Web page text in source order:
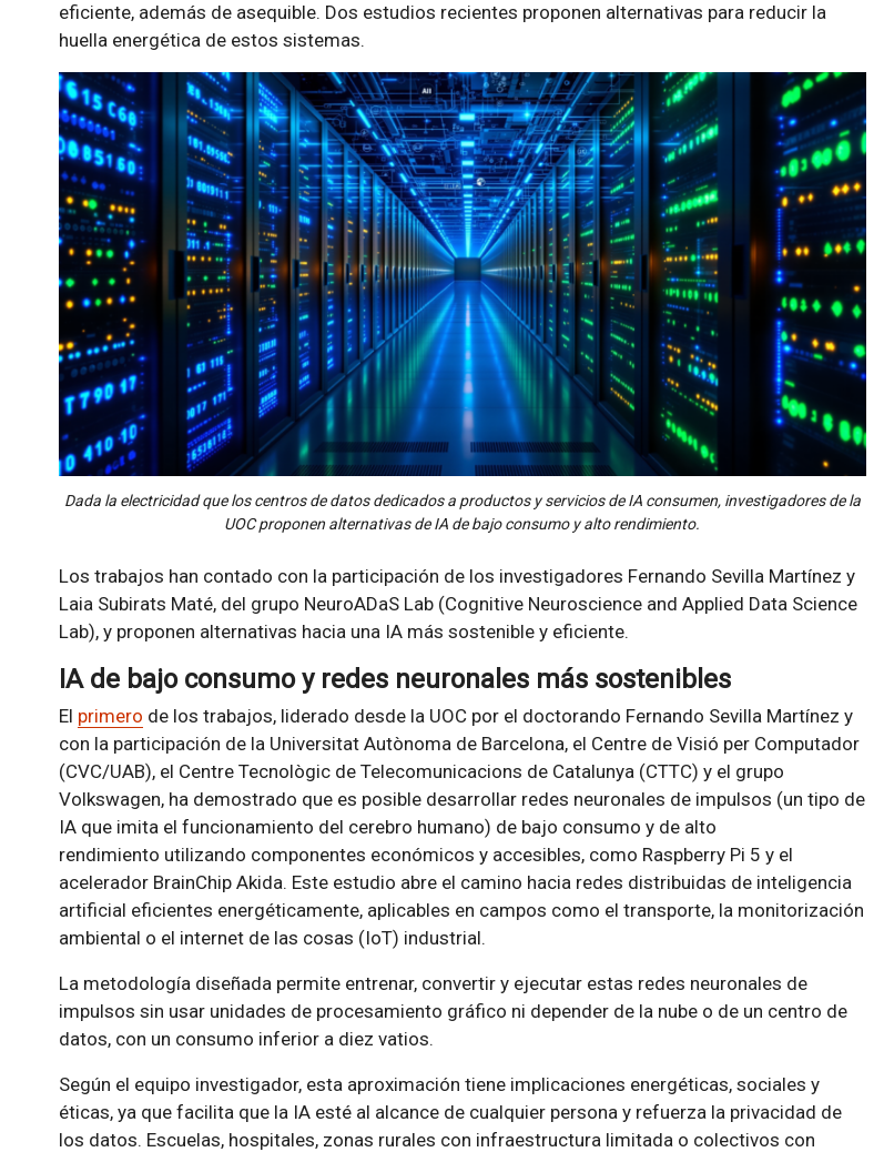
eficiente, además de asequible. Dos estudios recientes proponen alternativas para reducir la
huella energética de estos sistemas.
Dada la electricidad que los centros de datos dedicados a productos y servicios de IA consumen, investigadores de la
UOC proponen alternativas de IA de bajo consumo y alto rendimiento.
Los trabajos han contado con la participación de los investigadores Fernando Sevilla Martínez y
Laia Subirats Maté, del grupo NeuroADaS Lab (Cognitive Neuroscience and Applied Data Science
Lab), y proponen alternativas hacia una IA más sostenible y eficiente.
IA de bajo consumo y redes neuronales más sostenibles
El primero de los trabajos, liderado desde la UOC por el doctorando Fernando Sevilla Martínez y
con la participación de la Universitat Autònoma de Barcelona, el Centre de Visió per Computador
(CVC/UAB), el Centre Tecnològic de Telecomunicacions de Catalunya (CTTC) y el grupo
Volkswagen, ha demostrado que es posible desarrollar redes neuronales de impulsos (un tipo de
IA que imita el funcionamiento del cerebro humano) de bajo consumo y de alto
rendimiento utilizando componentes económicos y accesibles, como Raspberry Pi 5 y el
acelerador BrainChip Akida. Este estudio abre el camino hacia redes distribuidas de inteligencia
artificial eficientes energéticamente, aplicables en campos como el transporte, la monitorización
ambiental o el internet de las cosas (IoT) industrial.
La metodología diseñada permite entrenar, convertir y ejecutar estas redes neuronales de
impulsos sin usar unidades de procesamiento gráfico ni depender de la nube o de un centro de
datos, con un consumo inferior a diez vatios.
Según el equipo investigador, esta aproximación tiene implicaciones energéticas, sociales y
éticas, ya que facilita que la IA esté al alcance de cualquier persona y refuerza la privacidad de
los datos. Escuelas, hospitales, zonas rurales con infraestructura limitada o colectivos con